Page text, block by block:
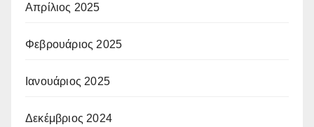
Απρίλιος 2025
Φεβρουάριος 2025
Ιανουάριος 2025
Δεκέμβριος 2024